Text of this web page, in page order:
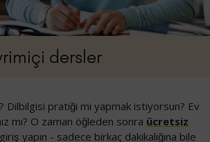
dersler
Dilbilgisi pratiği mi yapmak istiyorsun? Ev
mı? O zaman öğleden sonra ücretsiz
giriş yapın - sadece birkaç dakikalığına bile